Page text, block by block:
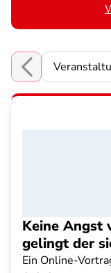
Choose a section
Keine Angst
gelingt der
Ein Online-